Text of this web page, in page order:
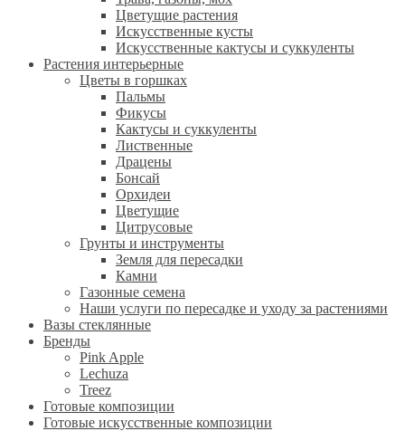
Цветущие растения
Искусственные кусты
Искусственные кактусы и суккуленты
Растения интерьерные
Цветы в горшках
Пальмы
Фикусы
Кактусы и суккуленты
Лиственные
Драцены
Бонсай
Орхидеи
Цветущие
Цитрусовые
Грунты и инструменты
Земля для пересадки
Камни
Газонные семена
Наши услуги по пересадке и уходу за растениями
Вазы стеклянные
Бренды
Pink Apple
Lechuza
Treez
Готовые композиции
Готовые искусственные композиции